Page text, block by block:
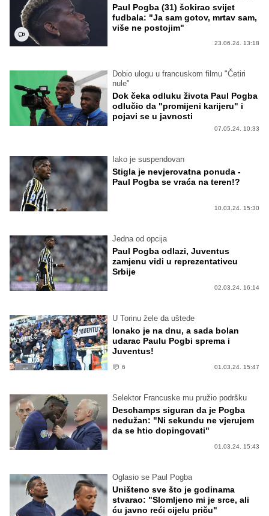
Paul Pogba (31) šokirao svijet
fudbala: "Ja sam gotov, mrtav sam,
više ne postojim"
23.06.24. 13:18
Dobio ulogu u francuskom filmu "Četiri
nule"
Dok čeka odluku života Paul Pogba
odlučio da "promijeni karijeru" i
pojavi se u javnosti
07.05.24. 10:33
Iako je suspendovan
Stigla je nevjerovatna ponuda -
Paul Pogba se vraća na teren!?
10.03.24. 15:30
Jedna od opcija
Paul Pogba odlazi, Juventus
zamjenu vidi u reprezentativcu
Srbije
02.03.24. 16:14
U Torinu žele da uštede
Ionako je na dnu, a sada bolan
udarac Paulu Pogbi sprema i
Juventus!
6 01.03.24. 15:47
Selektor Francuske mu pružio podršku
Deschamps siguran da je Pogba
nedužan: "Ni sekundu ne vjerujem
da se htio dopingovati"
01.03.24. 15:43
Oglasio se Paul Pogba
Uništeno sve što je godinama
stvarao: "Slomljeno mi je srce, ali
ću javno reći cijelu priču"